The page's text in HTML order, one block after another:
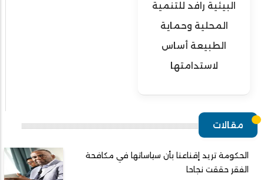
البيئية رافد للتنمية
المحلية وحماية
الطبيعة أساس
لاستدامتها
مقالات
الحكومة تريد إقناعنا بأن سياساتها في مكافحة
الفقر حققت نجاحا